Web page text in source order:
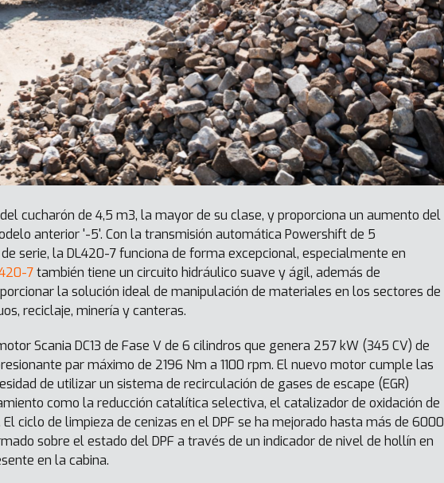
cucharón de 4,5 m3, la mayor de su clase, y proporciona un aumento del
anterior '-5'. Con la transmisión automática Powershift de 5
serie, la DL420-7 funciona de forma excepcional, especialmente en
7también tiene un circuito hidráulico suave y ágil, además de
la solución ideal de manipulación de materiales en los sectores de
reciclaje, minería y canteras.
Scania DC13 de Fase V de 6 cilindros que genera 257 kW (345 CV) de
par máximo de 2196 Nm a 1100 rpm. El nuevo motor cumple las
de utilizar un sistema de recirculación de gases de escape (EGR)
como la reducción catalítica selectiva, el catalizador de oxidación de
ciclo de limpieza de cenizas en el DPF se ha mejorado hasta más de 6000
sobre el estado del DPF a través de un indicador de nivel de hollín en
en la cabina.